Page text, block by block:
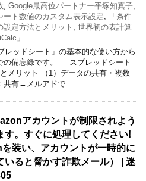
Google最高位パートナー平塚知真子
ート数値のカスタム表示設定
「条件
設定方法とメリット
世界初の表計算
」
レッドシート」の基本的な使い方から
の備忘録です。 スプレッドシート
メリット （1）データの共有・複数
共有→メルアドで …
アカウントが制限されよう
す。すぐに処理してください!
を装い、アカウントが一時的に
いると脅かす詐欺メール） | 迷